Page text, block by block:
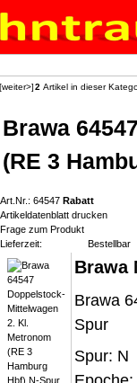
[weiter>]2 Artikel in dieser
Brawa
(RE 3
Art.Nr.: 64547 Rabatt
Artikeldatenblatt drucken
Frage zum Produkt
Lieferzeit:
Bestellbar
Brawa
Brawa
Spur
Spur: N